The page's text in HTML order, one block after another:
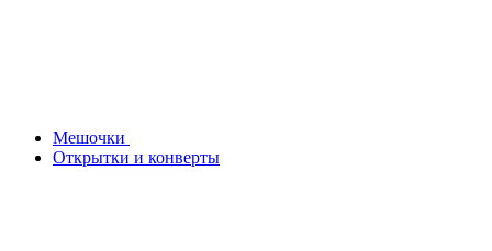
Мешочки
Открытки и конверты